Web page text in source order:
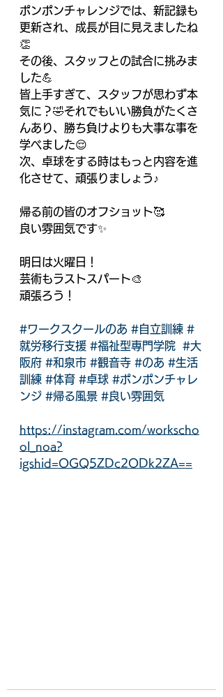
ポンポンチャレンジでは、新記録も
更新され、成長が目に見えましたね
👏
その後、スタッフとの試合に挑みま
した💪
皆上手すぎて、スタッフが思わず本
気に？🤣それでもいい勝負がたくさ
んあり、勝ち負けよりも大事な事を
学べました😌
次、卓球をする時はもっと内容を進
化させて、頑張りましょう♪
帰る前の皆のオフショット🥰
良い雰囲気です✨
明日は火曜日！
芸術もラストスパート🎨
頑張ろう！
#ワークスクールのあ #自立訓練 #
就労移行支援 #福祉型専門学院
#大
阪府 #和泉市 #観音寺 #のあ #生活
訓練 #体育 #卓球 #ポンポンチャレ
ンジ #帰る風景 #良い雰囲気
https://instagram.com/workscho
ol_noa?
igshid=OGQ5ZDc2ODk2ZA==